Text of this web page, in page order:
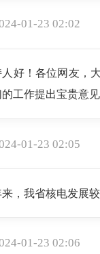
01-23 02:02
人好！各位网友，
工作提出宝贵意
01-23 02:05
，我省核电发展
01-23 02:06